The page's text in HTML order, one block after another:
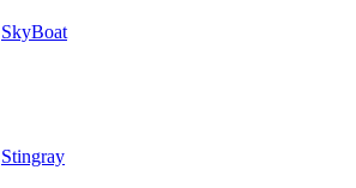
SkyBoat
Stingray